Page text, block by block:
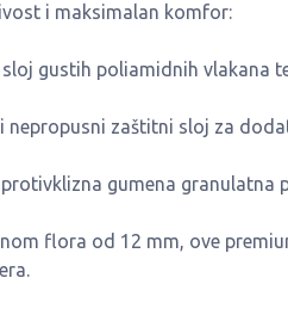
i maksimalan komfor:
gustih poliamidnih vlakana
nepropusni zaštitni sloj za
gumena granulatna
flora od 12 mm, ove